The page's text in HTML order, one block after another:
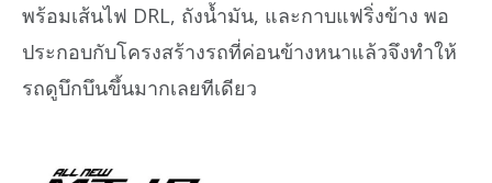
พร้อมเส้นไฟ DRL, ถังน้ำมัน, และกาบแฟริ่งข้าง พอ
ประกอบกับโครงสร้างรถที่ค่อนข้างหนาแล้วจึงทำให้
รถดูบึกบึนขึ้นมากเลยทีเดียว